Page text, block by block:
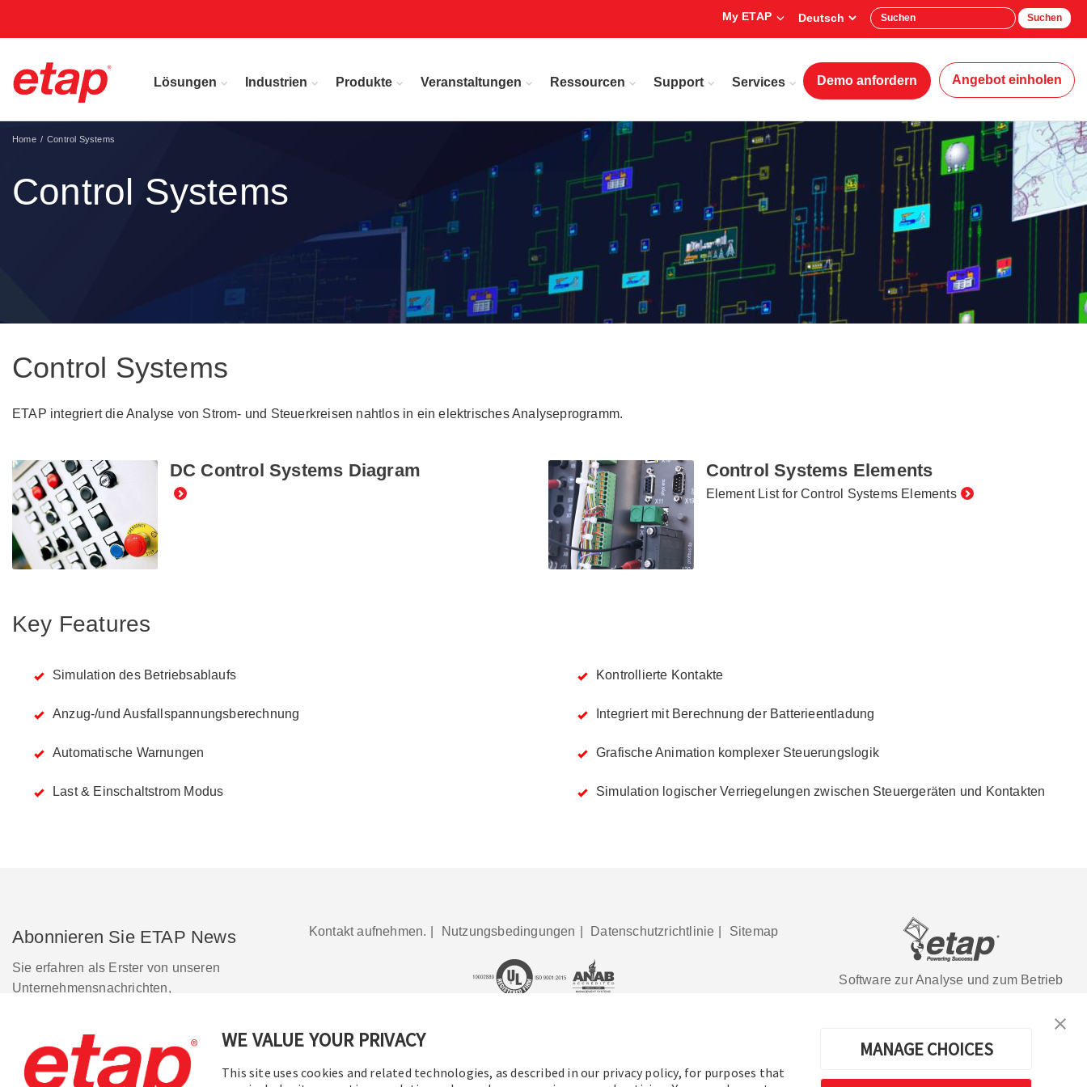
WE VALUE YOUR PRIVACY
This site uses cookies and related technologies, as described in our privacy policy, for purposes that
MANAGE CHOICES
My ETAP Suchen
Lösungen Industrien Produkte Veranstaltungen Ressourcen Support Services Firma
Demo anfordern Angebot einholen
Control Systems
Home Control Systems
Control Systems
ETAP integriert die Analyse von Strom- und Steuerkreisen nahtlos in ein elektrisches Analyseprogramm.
DC Control Systems Diagram Control Systems Elements
Element List for Control Systems Elements
Key Features
Simulation des Betriebsablaufs
Anzug-/und Ausfallspannungsberechnung
Automatische Warnungen
Last & Einschaltstrom Modus
Kontrollierte Kontakte
Integriert mit Berechnung der Batterieentladung
Grafische Animation komplexer Steuerungslogik
Simulation logischer Verriegelungen zwischen Steuergeräten und Kontakten
Abonnieren Sie ETAP News
Sie erfahren als Erster von unseren
Unternehmensnachrichten,
mehr.
Kontakt aufnehmen. Nutzungsbedingungen Datenschutzrichtlinie Sitemap
© 2016–2026 Operation Technology, Inc.
Software zur Analyse und zum Betrieb